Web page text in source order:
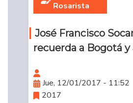
Rosarista
José Francisco
recuerda a Bogotá y
Jue, 12/01/2017 - 11:52
2017